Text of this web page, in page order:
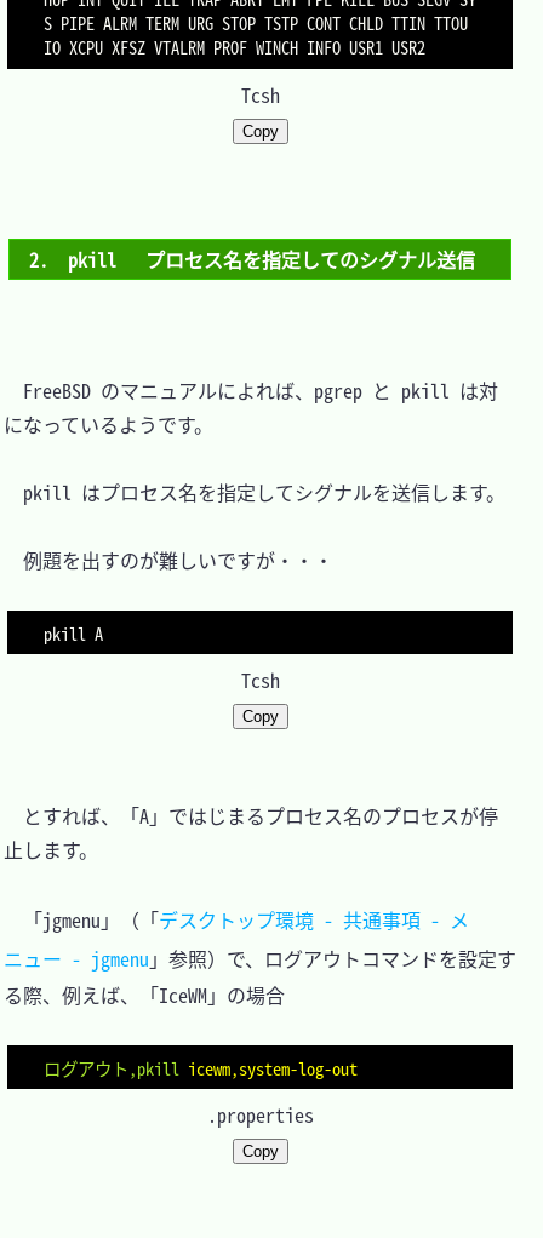
S PIPE ALRM TERM URG STOP TSTP CONT CHLD TTIN TTOU
IO XCPU XFSZ VTALRM PROF WINCH INFO USR1 USR2
Tcsh
Copy
2.　pkill	プロセス名を指定してのシグナル送信
FreeBSD のマニュアルによれば、pgrep と pkill は対
になっているようです。
pkill はプロセス名を指定してシグナルを送信します。
例題を出すのが難しいですが・・・
pkill A
Tcsh
Copy
とすれば、「A」ではじまるプロセス名のプロセスが停
止します。
「jgmenu」（「デスクトップ環境 - 共通事項 - メ
ニュー - jgmenu 」参照）で、ログアウトコマンドを設定す
る際、例えば、「IceWM」の場合
ログアウト,pkill icewm,system-log-out
.properties
Copy